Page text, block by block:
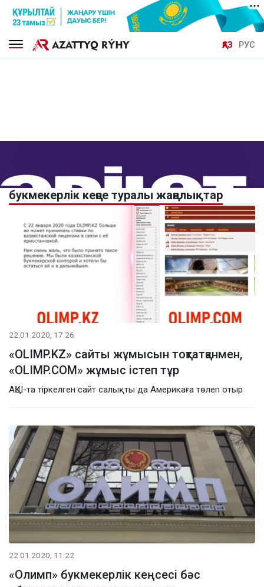
ҚАЗ РУС
букмекерлік кеңсе туралы жаңалықтар
22.01.2020, 17:26
«OLIMP.KZ» сайты жұмысын тоқтатқанмен,
«OLIMP.COM» жұмыс істеп тұр
АҚШ-та тіркелген сайт салықты да Америкаға төлеп отыр
22.01.2020, 11:22
«Олимп» букмекерлік кеңсесі бәс